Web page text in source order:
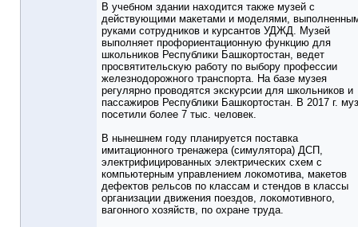
В учебном здании находится также музей с
действующими макетами и моделями,
руками сотрудников и курсантов УДЖД. Музей
выполняет профориентационную функцию для
школьников Республики Башкортостан, ведет
просвятительскую работу по выбору профессии
железнодорожного транспорта. На базе музея
регулярно проводятся экскурсии для школьников и
пассажиров Республики Башкортостан. В 2017 г.
посетили более 7 тыс. человек.
В нынешнем году планируется поставка
имитационного тренажера (симулятора) ДСП,
электрифицированных электрических схем с
компьютерным управлением локомотива, макетов
дефектов рельсов по классам и стендов в классы
организации движения поездов, локомотивного,
вагонного хозяйств, по охране труда.